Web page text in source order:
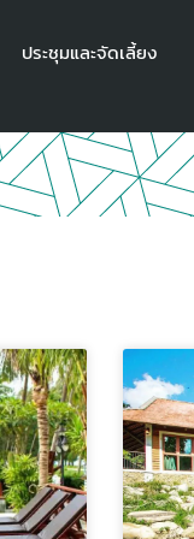
ประชุมและจัดเลี้ยง